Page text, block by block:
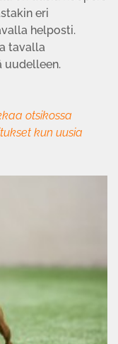
eri
helposti.
tavalla
uudelleen.
otsikossa
kun uusia